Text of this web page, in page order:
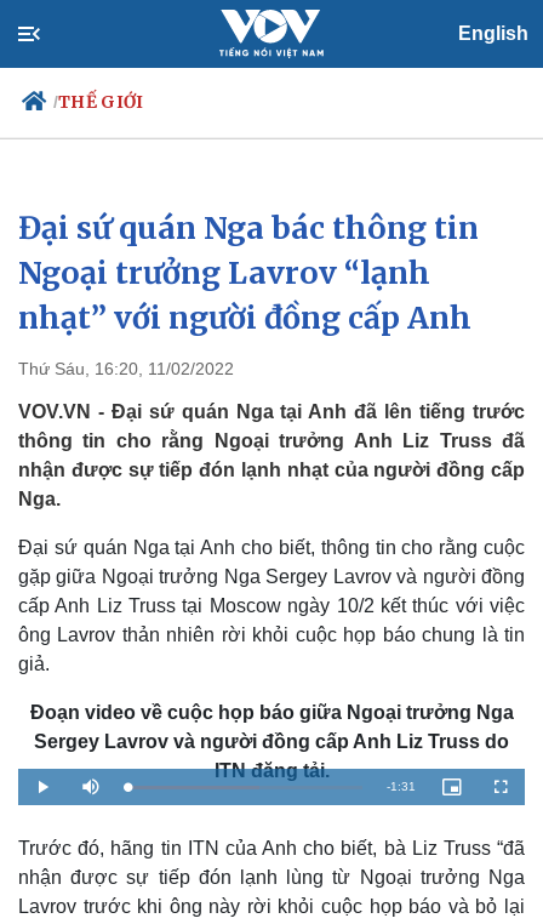
English
/THẾ GIỚI
Chính trị
Đảng
Tổ chức nhân sự
Quốc hội
Nhận diện sự thật
Xã hội
Tin 24h
Dự báo thời tiết
Giáo dục
Dấu ấn VOV
Đại sứ quán Nga bác thông tin
Ngoại trưởng Lavrov “lạnh
nhạt” với người đồng cấp Anh
Thứ Sáu, 16:20, 11/02/2022
VOV.VN - Đại sứ quán Nga tại Anh đã lên tiếng trước
thông tin cho rằng Ngoại trưởng Anh Liz Truss đã
nhận được sự tiếp đón lạnh nhạt của người đồng cấp
Nga.
Đại sứ quán Nga tại Anh cho biết, thông tin cho rằng cuộc
gặp giữa Ngoại trưởng Nga Sergey Lavrov và người đồng
cấp Anh Liz Truss tại Moscow ngày 10/2 kết thúc với việc
ông Lavrov thản nhiên rời khỏi cuộc họp báo chung là tin
giả.
Đoạn video về cuộc họp báo giữa Ngoại trưởng Nga
Sergey Lavrov và người đồng cấp Anh Liz Truss do
ITN đăng tải.
P
l
M
u
L
o
e
5
6
.
0
R
m
-1:31
P
i
u
-
n
-
F
u
s
c
e
e
n
Trước đó, hãng tin ITN của Anh cho biết, bà Liz Truss “đã
nhận được sự tiếp đón lạnh lùng từ Ngoại trưởng Nga
Lavrov trước khi ông này rời khỏi cuộc họp báo và bỏ lại